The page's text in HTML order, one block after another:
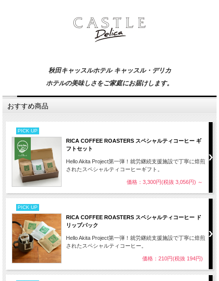
秋田キャッスルホテル キャッスル・デリカ
ホテルの美味しさをご家庭にお届けします。
おすすめ商品
PICK UP
RICA COFFEE ROASTERS スペシャルティコーヒー ギ
フトセット
Hello Akita Project第一弾！就労継続支援施設で丁寧に焙煎
されたスペシャルティコーヒーギフト。
価格：3,300円(税抜 3,056円) ～
PICK UP
RICA COFFEE ROASTERS スペシャルティコーヒー ド
リップパック
Hello Akita Project第一弾！就労継続支援施設で丁寧に焙煎
されたスペシャルティコーヒー。
価格：210円(税抜 194円)